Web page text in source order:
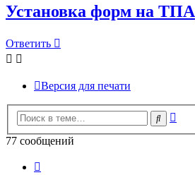
Установка форм на ТПА
Ответить
Версия для печати
Поиск
77 сообщений